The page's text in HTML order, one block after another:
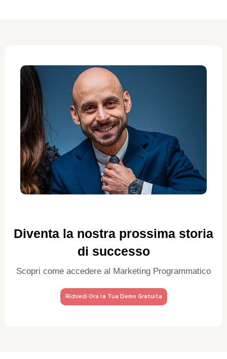
Diventa la nostra prossima storia
di successo
Scopri come accedere al Marketing Programmatico
Richiedi Ora la Tua Demo Gratuita